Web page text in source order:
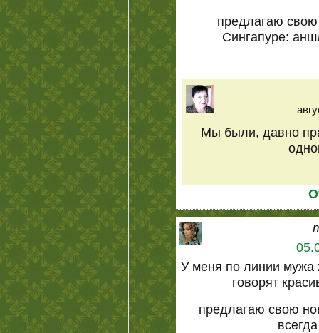
предлагаю
Сингапуре:
Мы были, давно
У меня по линии мужа
говорят
предлагаю свою